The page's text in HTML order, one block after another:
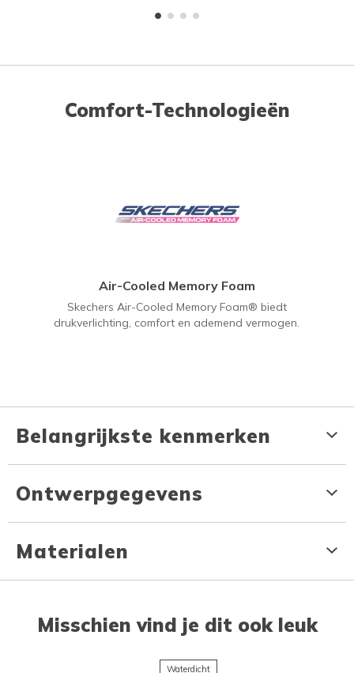
Comfort-Technologieën
Air-Cooled Memory Foam
Skechers Air-Cooled Memory Foam® biedt
drukverlichting, comfort en ademend vermogen.
Belangrijkste kenmerken
Ontwerpgegevens
Materialen
Misschien vind je dit ook leuk
Waterdicht